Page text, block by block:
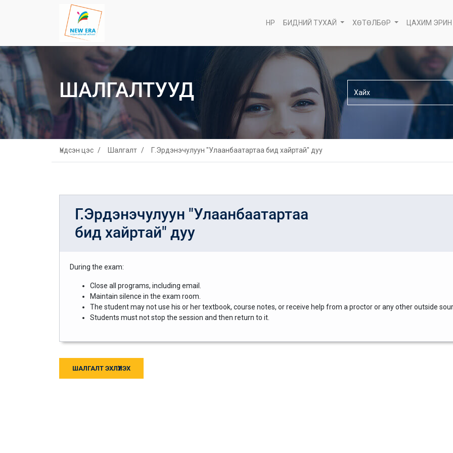
НҮҮР БИДНИЙ ТУХАЙ ХӨТӨЛБӨР ЦАХИМ ЭРИН
ШАЛГАЛТУУД
Үндсэн цэс Шалгалт Г.Эрдэнэчулуун "Улаанбаатартаа бид хайртай" дуу
Г.Эрдэнэчулуун "Улаанбаатартаа
бид хайртай" дуу
During the exam:
Close all programs, including email.
Maintain silence in the exam room.
The student may not use his or her textbook, course notes, or receive help from a proctor or any other outside
Students must not stop the session and then return to it.
ШАЛГАЛТ ЭХЛҮҮЛЭХ